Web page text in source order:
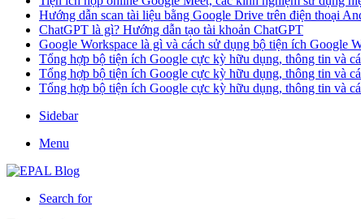
Hướng dẫn scan tài liệu bằng Google Drive trên điện thoại
ChatGPT là gì? Hướng dẫn tạo tài khoản ChatGPT
Google Workspace là gì và cách sử dụng bộ tiện ích Google
Tổng hợp bộ tiện ích Google cực kỳ hữu dụng, thông tin và
Tổng hợp bộ tiện ích Google cực kỳ hữu dụng, thông tin và
Tổng hợp bộ tiện ích Google cực kỳ hữu dụng, thông tin và
Sidebar
Menu
Search for